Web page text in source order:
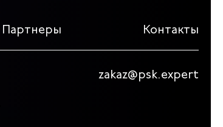
Партнеры Контакты
zakaz@psk.expert